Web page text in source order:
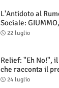
L'Antidoto al
Sociale:
Maschera e la
22 luglio
Relief: "Eh No!",
che racconta il
ironia e autenticità
24 luglio